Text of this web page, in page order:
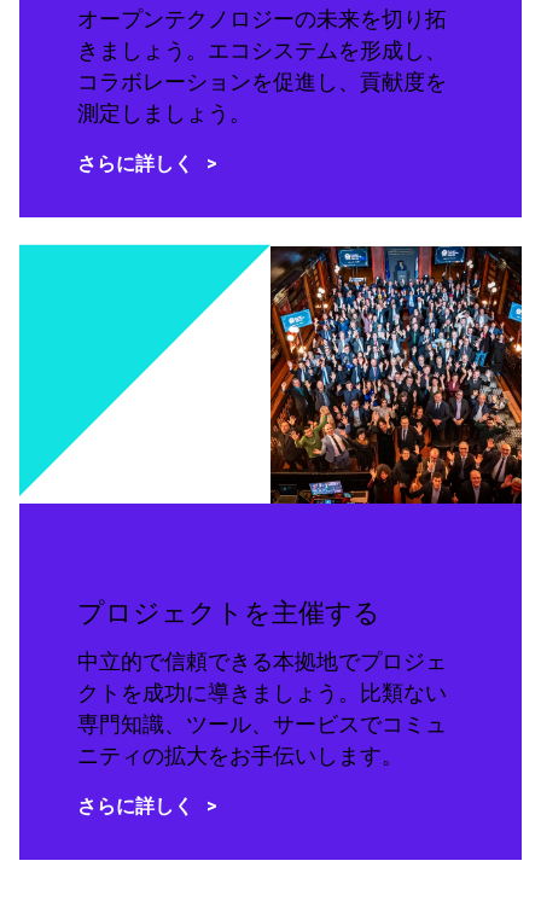
オープンテクノロジーの未来を切り拓
きましょう。エコシステムを形成し、
コラボレーションを促進し、貢献度を
測定しましょう。
さらに詳しく
プロジェクトを主催する
中立的で信頼できる本拠地でプロジェ
クトを成功に導きましょう。比類ない
専門知識、ツール、サービスでコミュ
ニティの拡大をお手伝いします。
さらに詳しく